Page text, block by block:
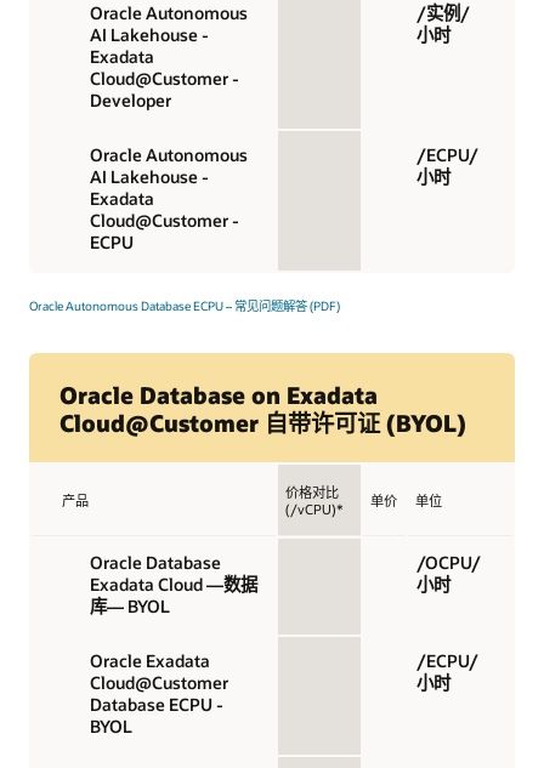
Oracle Autonomous
AI Lakehouse -
Exadata
Cloud@Customer -
Developer
/实例/
小时
Oracle Autonomous
AI Lakehouse -
Exadata
Cloud@Customer -
ECPU
/ECPU/
小时
Oracle Autonomous Database ECPU – 常见问题解答 (PDF)
Oracle Database on Exadata
Cloud@Customer 自带许可证 (BYOL)
产品
价格对比
(/vCPU)*
单价 单位
Oracle Database
Exadata Cloud —数据
库— BYOL
/OCPU/
小时
Oracle Exadata
Cloud@Customer
Database ECPU -
BYOL
/ECPU/
小时